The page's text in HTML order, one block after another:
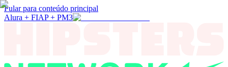
Pular para conteúdo principal
Alura + FIAP + PM3